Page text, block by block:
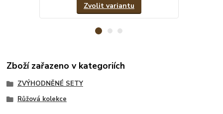
Zvolit variantu
Zboží zařazeno v kategoriích
ZVÝHODNĚNÉ SETY
Růžová kolekce